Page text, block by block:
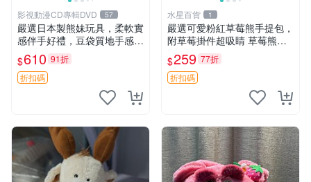
影視動漫CD專輯DVD 57
嚴選日本製熊妹玩具，柔軟實
感伴手好禮，豆袋質地手感
佳，抱枕小熊 recom 推薦 白
色豆袋 玩具
$610 91折
折扣碼
水星百貨 1
嚴選可愛粉紅草莓熊手提包，
附草莓掛件超吸睛 草莓熊手
提包 草莓掛件 可愛portunes
e
$259 77折
折扣碼